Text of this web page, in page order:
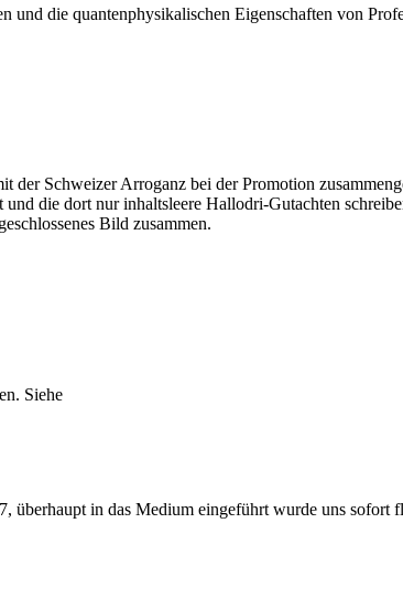
und die quantenphysikalischen Eigenschaften von
Schweizer Arroganz bei der Promotion
die dort nur inhaltsleere Hallodri-Gutachten
Bild zusammen.
Siehe
überhaupt in das Medium eingeführt wurde uns